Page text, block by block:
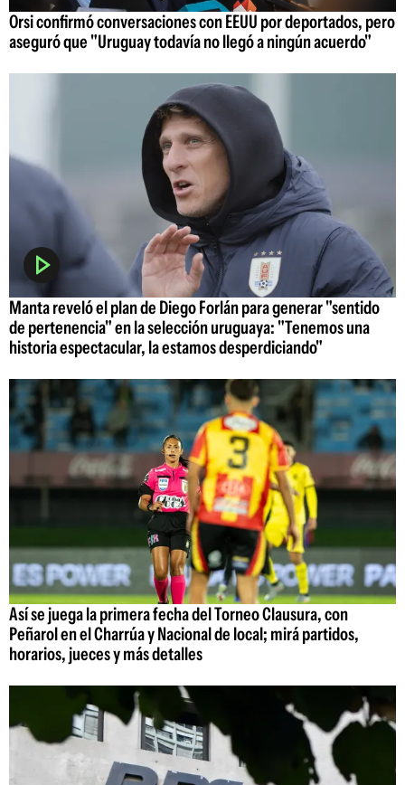
Orsi confirmó conversaciones con EEUU por deportados, pero
aseguró que "Uruguay todavía no llegó a ningún acuerdo"
Manta reveló el plan de Diego Forlán para generar "sentido
de pertenencia" en la selección uruguaya: "Tenemos una
historia espectacular, la estamos desperdiciando"
Así se juega la primera fecha del Torneo Clausura, con
Peñarol en el Charrúa y Nacional de local; mirá partidos,
horarios, jueces y más detalles